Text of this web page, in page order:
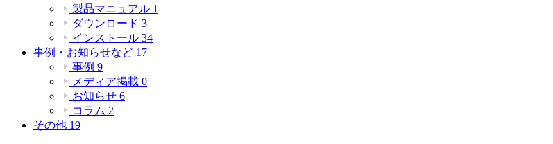
製品マニュアル 1
ダウンロード 3
インストール 34
事例・お知らせなど 17
事例 9
メディア掲載 0
お知らせ 6
コラム 2
その他 19